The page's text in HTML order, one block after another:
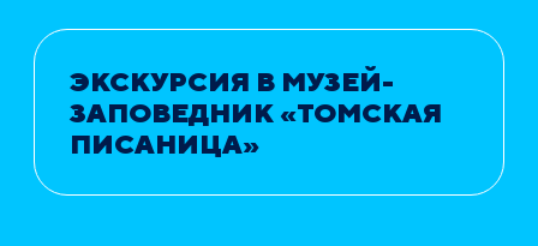
ЭКСКУРСИЯ В МУЗЕЙ-
ЗАПОВЕДНИК «ТОМСКАЯ
ПИСАНИЦА»